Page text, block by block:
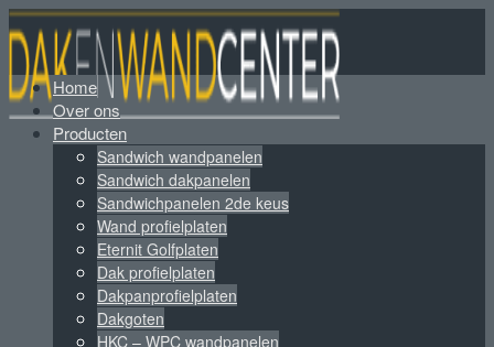
Home
Over ons
Producten
Sandwich wandpanelen
Sandwich dakpanelen
Sandwichpanelen 2de keus
Wand profielplaten
Eternit Golfplaten
Dak profielplaten
Dakpanprofielplaten
Dakgoten
HKC – WPC wandpanelen